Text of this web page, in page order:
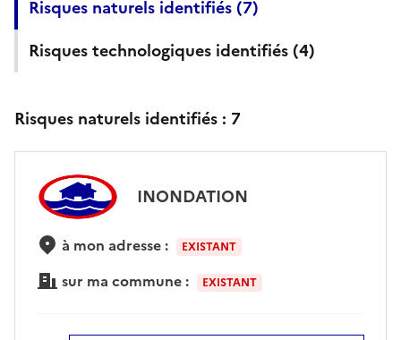
Risques naturels identifiés (7)
Risques technologiques identifiés (4)
Risques naturels identifiés : 7
INONDATION
à mon adresse : EXISTANT
sur ma commune : EXISTANT